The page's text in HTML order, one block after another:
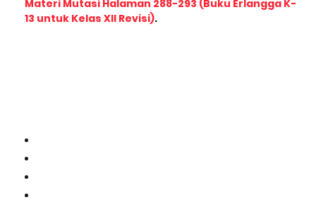
Materi Mutasi Halaman 288-293 (Buku Erlangga K-
13 untuk Kelas XII Revisi).